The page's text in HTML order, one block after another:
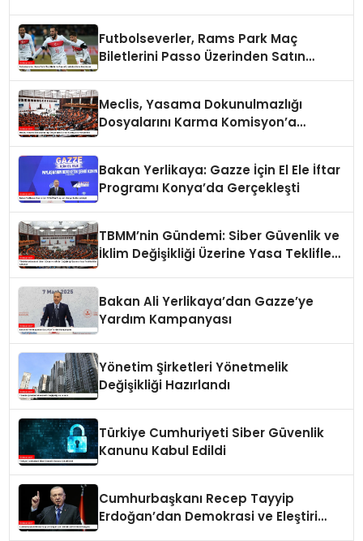
Futbolseverler, Rams Park Maç
Biletlerini Passo Üzerinden Satın
Meclis, Yasama Dokunulmazlığı
Dosyalarını Karma Komisyon’a
Bakan Yerlikaya: Gazze İçin El Ele İftar
Programı Konya’da Gerçekleşti
TBMM’nin Gündemi: Siber Güvenlik ve
İklim Değişikliği Üzerine Yasa Teklifleri
Bakan Ali Yerlikaya’dan Gazze’ye
Yardım Kampanyası
Yönetim Şirketleri Yönetmelik
Değişikliği Hazırlandı
Türkiye Cumhuriyeti Siber Güvenlik
Kanunu Kabul Edildi
Cumhurbaşkanı Recep Tayyip
Erdoğan’dan Demokrasi ve Eleştiri